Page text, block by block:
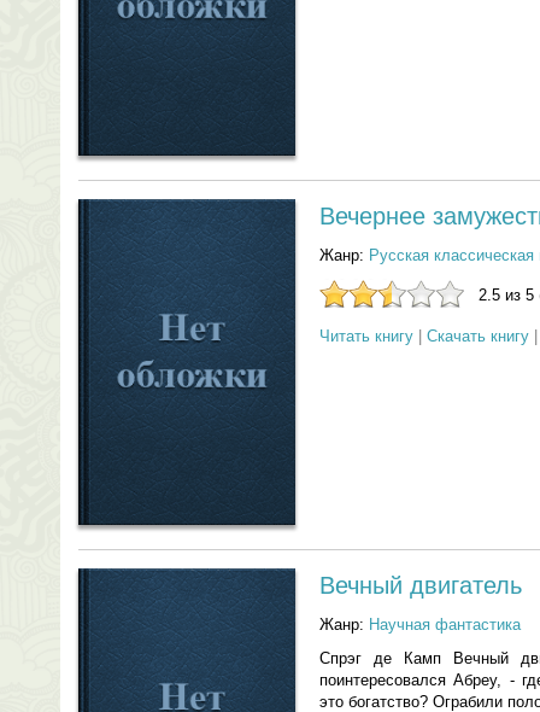
Вечернее
Жанр: Русская классическая
2.5 из 5
Читать книгу Скачать книгу
Вечный двигатель
Жанр: Научная фантастика
Спрэг де Камп Вечный
поинтересовался Абреу, -
это богатство? Ограбили